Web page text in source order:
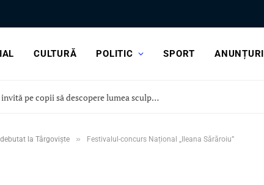
CULTURĂ POLITIC SPORT ANUNȚURI
Astăzi, „Vacanța la muzeu” îi invită pe copii să descopere lumea sculpturii, la Curtea Domnească
la Târgoviște » Festivalul-concurs Național „Ileana Sărăroiu”